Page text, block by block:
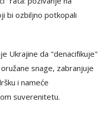
bi ozbiljno potkopali
Ukrajine da "denacifikuje"
snage, zabranjuje
i nameće
suverenitetu.